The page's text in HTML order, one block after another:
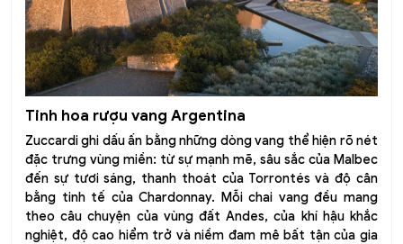
Tinh hoa rượu vang Argentina
Zuccardi ghi dấu ấn bằng những dòng vang thể hiện rõ nét
đặc trưng vùng miền: từ sự mạnh mẽ, sâu sắc của Malbec
đến sự tươi sáng, thanh thoát của Torrontés và độ cân
bằng tinh tế của Chardonnay. Mỗi chai vang đều mang
theo câu chuyện của vùng đất Andes, của khí hậu khắc
nghiệt, độ cao hiểm trở và niềm đam mê bất tận của gia